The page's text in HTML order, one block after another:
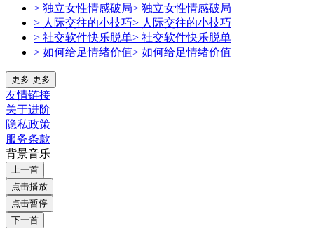
> 独立女性情感破局> 独立女性情感破局
> 人际交往的小技巧> 人际交往的小技巧
> 社交软件快乐脱单> 社交软件快乐脱单
> 如何给足情绪价值> 如何给足情绪价值
更多 更多
友情链接
关于进阶
隐私政策
服务条款
背景音乐
上一首
点击播放
点击暂停
下一首